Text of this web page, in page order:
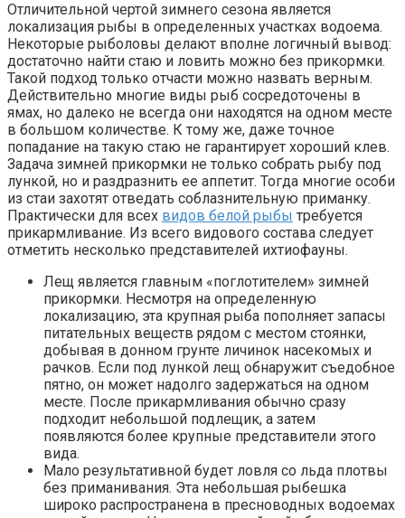
Отличительной чертой зимнего сезона является
локализация рыбы в определенных участках водоема.
Некоторые рыболовы делают вполне логичный вывод:
достаточно найти стаю и ловить можно без прикормки.
Такой подход только отчасти можно назвать верным.
Действительно многие виды рыб сосредоточены в
ямах, но далеко не всегда они находятся на одном месте
в большом количестве. К тому же, даже точное
попадание на такую стаю не гарантирует хороший клев.
Задача зимней прикормки не только собрать рыбу под
лункой, но и раздразнить ее аппетит. Тогда многие особи
из стаи захотят отведать соблазнительную приманку.
Практически для всех видов белой рыбы требуется
прикармливание. Из всего видового состава следует
отметить несколько представителей ихтиофауны.
Лещ является главным «поглотителем» зимней
прикормки. Несмотря на определенную
локализацию, эта крупная рыба пополняет запасы
питательных веществ рядом с местом стоянки,
добывая в донном грунте личинок насекомых и
рачков. Если под лункой лещ обнаружит съедобное
пятно, он может надолго задержаться на одном
месте. После прикармливания обычно сразу
подходит небольшой подлещик, а затем
появляются более крупные представители этого
вида.
Мало результативной будет ловля со льда плотвы
без приманивания. Эта небольшая рыбешка
широко распространена в пресноводных водоемах